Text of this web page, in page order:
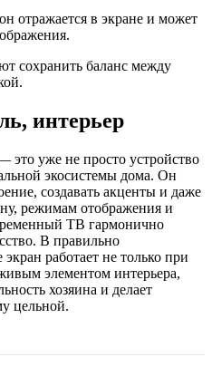
отражается в экране и может
сохранить баланс между
интерьер
это уже не просто устройство
экосистемы дома. Он
создавать акценты и даже
режимам отображения и
ТВ гармонично
В правильно
работает не только при
элементом интерьера,
хозяина и делает
цельной.